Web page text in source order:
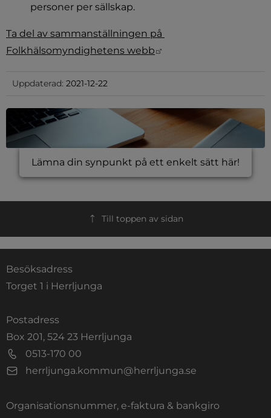
personer per sällskap.
Ta del av sammanställningen på
Folkhälsomyndighetens webb
Uppdaterad: 2021-12-22
Lämna din synpunkt på ett enkelt sätt här!
Till toppen av sidan
Besöksadress
Torget 1 i Herrljunga
Postadress
Box 201, 524 23 Herrljunga
0513-170 00
herrljunga.kommun@herrljunga.se
Organisationsnummer, e-faktura & bankgiro